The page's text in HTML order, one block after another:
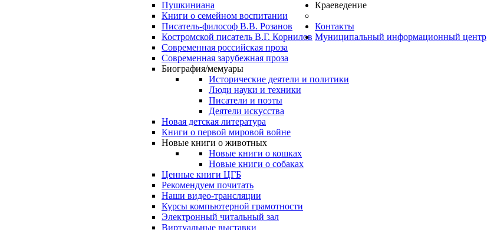
Пушкиниана
Книги о семейном воспитании
Писатель-философ В.В. Розанов
Костромской писатель В.Г. Корнилов
Современная российская проза
Современная зарубежная проза
Биография/мемуары
Исторические деятели и политики
Люди науки и техники
Писатели и поэты
Деятели искусства
Новая детская литература
Книги о первой мировой войне
Новые книги о животных
Новые книги о кошках
Новые книги о собаках
Ценные книги ЦГБ
Рекомендуем почитать
Наши видео-трансляции
Курсы компьютерной грамотности
Электронный читальный зал
Виртуальные выставки
Краеведение
Контакты
Муниципальный информационный центр